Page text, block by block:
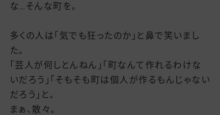
な…そんな町を。
多くの人は「気でも狂ったのか」と鼻で笑いまし
た。
「芸人が何しとんねん」「町なんて作れるわけな
いだろう」「そもそも町は個人が作るもんじゃない
だろう」と。
まぁ、散々。